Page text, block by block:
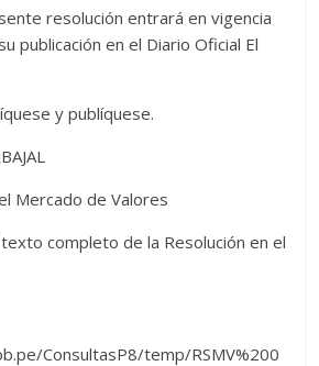
resolución entrará en vigencia
publicación en el Diario Oficial El
y publíquese.
Mercado de Valores
completo de la Resolución en el
ConsultasP8/temp/RSMV%200